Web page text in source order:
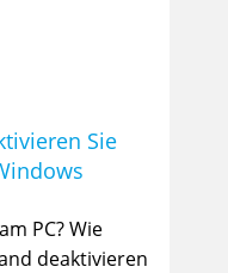
Sie
PC? Wie
deaktivieren